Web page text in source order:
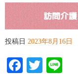
訪問介
投稿日 2023年8月16日
Facebook